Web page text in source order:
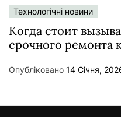
Технологічні новини
Когда стоит
срочного ремонта
Опубліковано 14 Січня,